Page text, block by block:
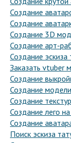
Создание
Создание
Создание 3D
Создание арт-
Создание эскиза
Заказать vtuber
Создание
Создание
Создание
Создание лего на
Создание
Поиск эскиза